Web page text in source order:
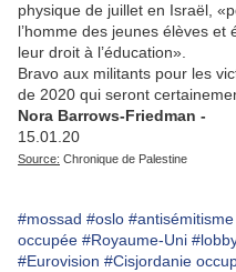
physique de juillet en Israël,
l’homme des jeunes élèves
leur droit à l’éducation».
Bravo aux militants pour les
de 2020 qui seront
Nora Barrows-Friedman -
15.01.20
Source: Chronique de Palestine
#mossad #oslo #antisémitisme
occupée #Royaume-Uni
#Eurovision #Cisjordanie